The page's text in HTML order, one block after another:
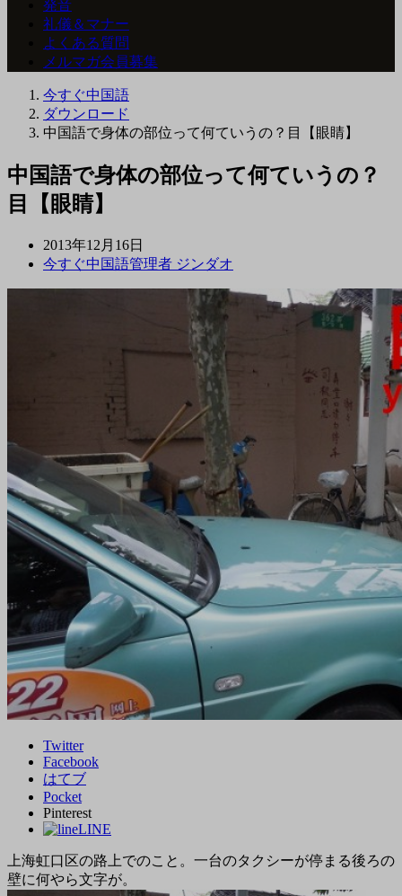
発音
礼儀＆マナー
よくある質問
メルマガ会員募集
今すぐ中国語
ダウンロード
中国語で身体の部位って何ていうの？目【眼睛】
中国語で身体の部位って何ていうの？
目【眼睛】
2013年12月16日
今すぐ中国語管理者 ジンダオ
Twitter
Facebook
はてブ
Pocket
Pinterest
LINE
上海虹口区の路上でのこと。一台のタクシーが停まる後ろの
壁に何やら文字が。